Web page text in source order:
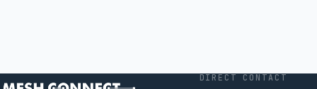
DIRECT CONTACT